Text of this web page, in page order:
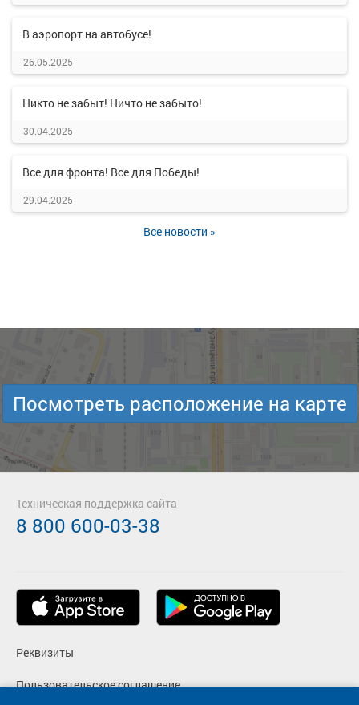
В аэропорт на автобусе!
26.05.2025
Никто не забыт! Ничто не забыто!
30.04.2025
Все для фронта! Все для Победы!
29.04.2025
Все новости »
Посмотреть расположение на карте
Реквизиты
Пользовательское соглашение
Техническая поддержка сайта
8 800 600-03-38